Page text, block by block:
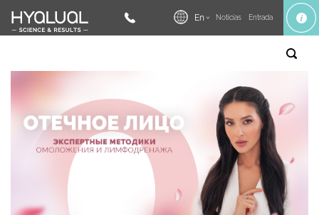
Noticias Entrada
En